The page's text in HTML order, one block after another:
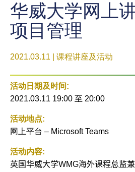
华威大学网上
项目管理
2021.03.11 | 课程讲座及活动
活动日期及时间:
2021.03.11 19:00 至 20:00
活动地点:
网上平台 – Microsoft Teams
活动内容:
英国华威大学WMG海外课程总监